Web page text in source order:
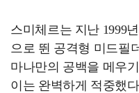
스미체르는 지난 1999
으로 뛴 공격형 미드필
마나만의 공백을 메우
이는 완벽하게 적중했